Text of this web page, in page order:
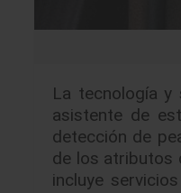
La tecnología y
asistente de
detección de
de los atributos
incluye